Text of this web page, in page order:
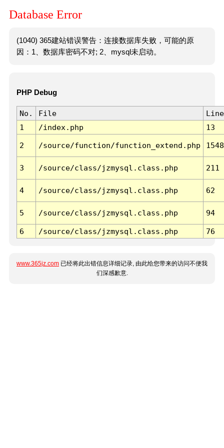
Database Error
(1040) 365建站错误警告：连接数据库失败，可能的原
因：1、数据库密码不对; 2、mysql未启动。
PHP Debug
No. File
Line
1
/index.php 13
2 /source/function/function_extend.php 1548
3 /source/class/jzmysql.class.php 211
4 /source/class/jzmysql.class.php 62
5 /source/class/jzmysql.class.php 94
6 /source/class/jzmysql.class.php 76
www.365jz.com 已经将此出错信息详细记录, 由此给您带来的访问不便我
们深感歉意.